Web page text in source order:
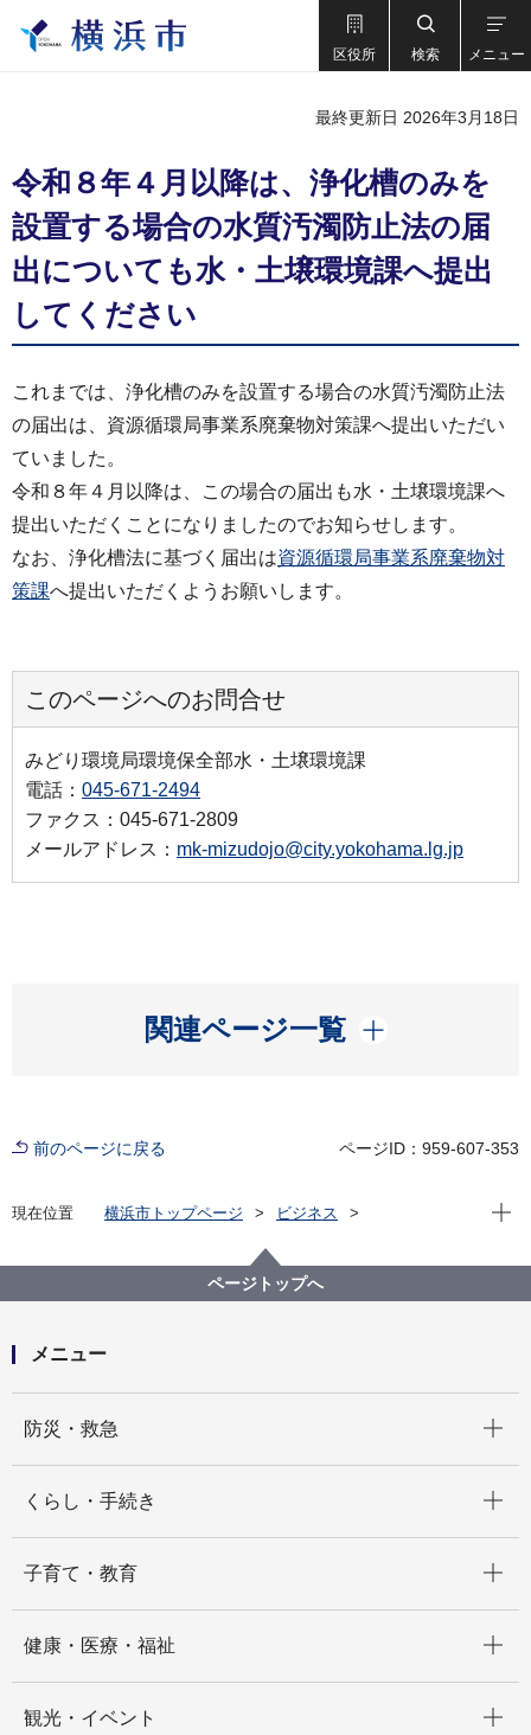
区役所 検索 メニュー
最終更新日 2026年3月18日
令和８年４月以降は、浄化槽のみを
設置する場合の水質汚濁防止法の届
出についても水・土壌環境課へ提出
してください
これまでは、浄化槽のみを設置する場合の水質汚濁防止法
の届出は、資源循環局事業系廃棄物対策課へ提出いただい
ていました。
令和８年４月以降は、この場合の届出も水・土壌環境課へ
提出いただくことになりましたのでお知らせします。
なお、浄化槽法に基づく届出は資源循環局事業系廃棄物対
策課へ提出いただくようお願いします。
このページへのお問合せ
みどり環境局環境保全部水・土壌環境課
電話： 045-671-2494
ファクス：045-671-2809
メールアドレス： mk-mizudojo@city.yokohama.lg.jp
関連ページ一覧
開く
前のページに戻る ページID：959-607-353
現在位置 横浜市トップページ
ビジネス
水質汚濁
令和８年４月以降は、浄化槽のみを設置する場合の水
質汚濁防止法の届出についても水・土壌環境課へ提出
現在
ページトップへ
メニュー
防災・救急
くらし・手続き
子育て・教育
健康・医療・福祉
観光・イベント